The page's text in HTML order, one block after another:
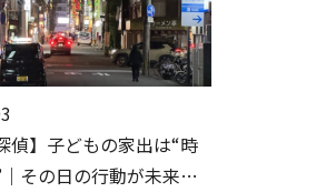
偵】子どもの家出は“時
その日の行動が未来を